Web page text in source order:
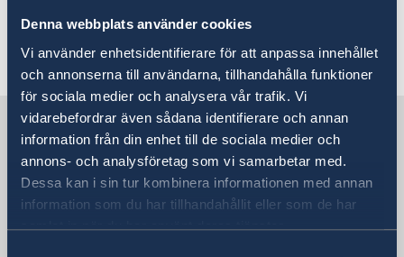
Denna webbplats använder cookies
Vi använder enhetsidentifierare för att anpassa innehållet
och annonserna till användarna, tillhandahålla funktioner
för sociala medier och analysera vår trafik. Vi
vidarebefordrar även sådana identifierare och annan
information från din enhet till de sociala medier och
annons- och analysföretag som vi samarbetar med.
Dessa kan i sin tur kombinera informationen med annan
information som du har tillhandahållit eller som de har
samlat in när du har använt deras tjänster.
Förnyelse av pass för barn under 18 år
Första ansökan om pass för barn under 18 år
Provisoriskt pass
Nationellt id-kort
Samordningsnummer
Hjälp till svenskar kring medborgarskap
Körkort
Legaliseringar
Avgifter
Anmäl din utlandsvistelse
Arv i internationella situationer
denna information på hemsidan för Colombia.
Vänligenläs mer om ämnet under Colombia.
Sverige i Venezuela
Sveriges ambassad